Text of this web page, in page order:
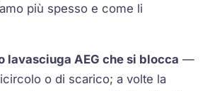
più spesso e come li
lavasciuga AEG che si blocca —
o di scarico; a volte la